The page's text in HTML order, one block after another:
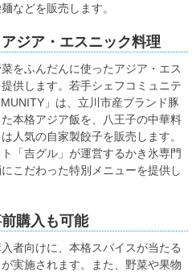
などを販売します。
ジア・エスニック料理
をふんだんに使ったアジア・エス
供します。若手シェフコミュニテ
」は、立川市産ブランド豚
本格アジア飯を、八王子の中華料
人気の自家製餃子を販売します。
「吉グル」が運営するかき氷専門
こだわった特別メニューを提供し
購入も可能
者向けに、本格スパイスが当たる
実施されます。また、野菜や果物